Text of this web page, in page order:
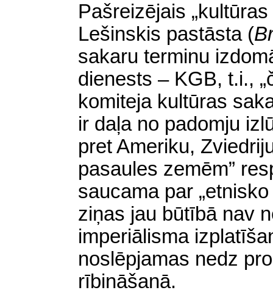
Pašreizējais
Lešinskis pastāsta (
sakaru terminu
dienests – KGB, t.i.,
komiteja kultūras
ir daļa no padomju
pret Ameriku,
pasaules zemēm”
saucama par
ziņas jau būtībā nav
imperiālisma
noslēpjamas nedz
rībināšanā.